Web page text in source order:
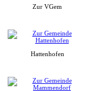
Zur VGem
Hattenhofen